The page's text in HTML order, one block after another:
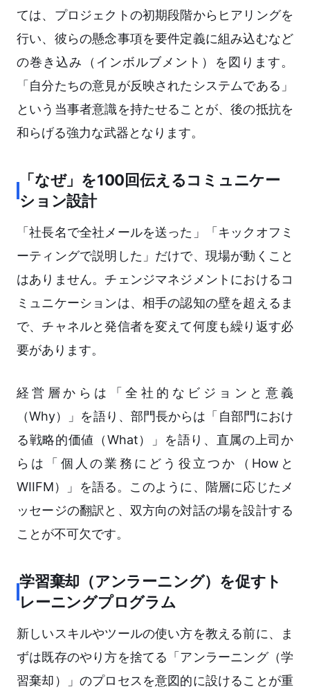
ては、プロジェクトの初期段階からヒアリングを
行い、彼らの懸念事項を要件定義に組み込むなど
の巻き込み（インボルブメント）を図ります。
「自分たちの意見が反映されたシステムである」
という当事者意識を持たせることが、後の抵抗を
和らげる強力な武器となります。
「なぜ」を100回伝えるコミュニケー
ション設計
「社長名で全社メールを送った」「キックオフミ
ーティングで説明した」だけで、現場が動くこと
はありません。チェンジマネジメントにおけるコ
ミュニケーションは、相手の認知の壁を超えるま
で、チャネルと発信者を変えて何度も繰り返す必
要があります。
経営層からは「全社的なビジョンと意義
（Why）」を語り、部門長からは「自部門におけ
る戦略的価値（What）」を語り、直属の上司か
らは「個人の業務にどう役立つか（Howと
WIIFM）」を語る。このように、階層に応じたメ
ッセージの翻訳と、双方向の対話の場を設計する
ことが不可欠です。
学習棄却（アンラーニング）を促すト
レーニングプログラム
新しいスキルやツールの使い方を教える前に、ま
ずは既存のやり方を捨てる「アンラーニング（学
習棄却）」のプロセスを意図的に設けることが重